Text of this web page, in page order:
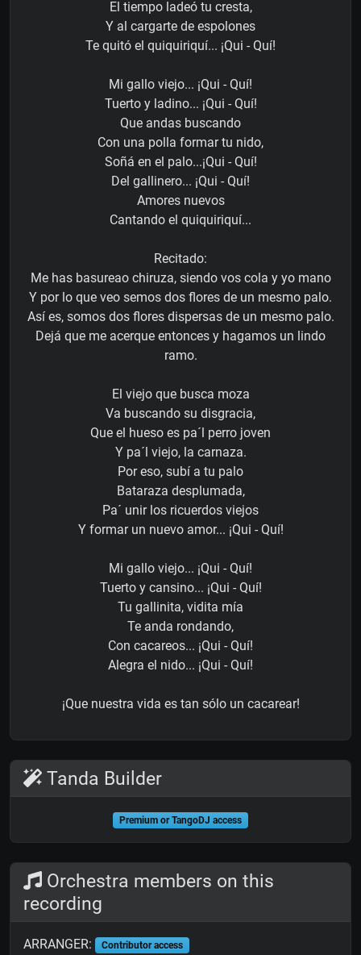
El tiempo ladeó tu cresta,
Y al cargarte de espolones
Te quitó el quiquiriquí... ¡Qui - Quí!
Mi gallo viejo... ¡Qui - Quí!
Tuerto y ladino... ¡Qui - Quí!
Que andas buscando
Con una polla formar tu nido,
Soñá en el palo...¡Qui - Quí!
Del gallinero... ¡Qui - Quí!
Amores nuevos
Cantando el quiquiriquí...
Recitado:
Me has basureao chiruza, siendo vos cola y yo mano
Y por lo que veo semos dos flores de un mesmo palo.
Así es, somos dos flores dispersas de un mesmo palo.
Dejá que me acerque entonces y hagamos un lindo
ramo.
El viejo que busca moza
Va buscando su disgracia,
Que el hueso es pa´l perro joven
Y pa´l viejo, la carnaza.
Por eso, subí a tu palo
Bataraza desplumada,
Pa´ unir los ricuerdos viejos
Y formar un nuevo amor... ¡Qui - Quí!
Mi gallo viejo... ¡Qui - Quí!
Tuerto y cansino... ¡Qui - Quí!
Tu gallinita, vidita mía
Te anda rondando,
Con cacareos... ¡Qui - Quí!
Alegra el nido... ¡Qui - Quí!
¡Que nuestra vida es tan sólo un cacarear!
Tanda Builder
Premium or TangoDJ access
Orchestra members on this
recording
ARRANGER: Contributor access